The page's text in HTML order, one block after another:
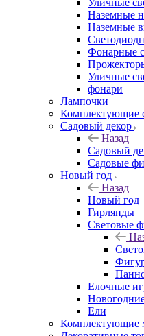
Уличные
Наземные
Наземные
Фонарные
Уличные
фонари
Лампочки
Комплектующие
Садовый декор
Назад
Садовый
Садовые
Новый год
Назад
Новый год
Гирлянды
Световые
Елочные
Ели
Комплектующие